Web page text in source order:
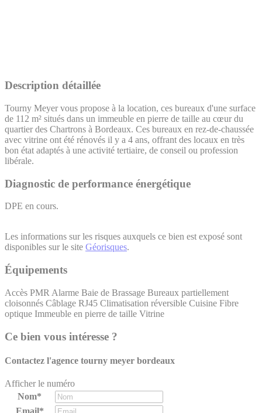
Description détaillée
Tourny Meyer vous propose à la location, ces bureaux d'une surface
de 112 m² situés dans un immeuble en pierre de taille au cœur du
quartier des Chartrons à Bordeaux. Ces bureaux en rez-de-chaussée
avec vitrine ont été rénovés il y a 4 ans, offrant des locaux en très
bon état adaptés à une activité tertiaire, de conseil ou profession
libérale.
Diagnostic de performance énergétique
DPE en cours.
Les informations sur les risques auxquels ce bien est exposé sont
disponibles sur le site Géorisques.
Équipements
Accès PMR Alarme Baie de Brassage Bureaux partiellement
cloisonnés Câblage RJ45 Climatisation réversible Cuisine Fibre
optique Immeuble en pierre de taille Vitrine
Ce bien vous intéresse ?
Contactez l'agence tourny meyer bordeaux
Afficher le numéro
Nom*